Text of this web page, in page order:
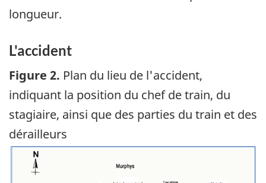
longueur.
L'accident
Figure 2. Plan du lieu de l'accident,
indiquant la position du chef de train, du
stagiaire, ainsi que des parties du train et des
dérailleurs
Image